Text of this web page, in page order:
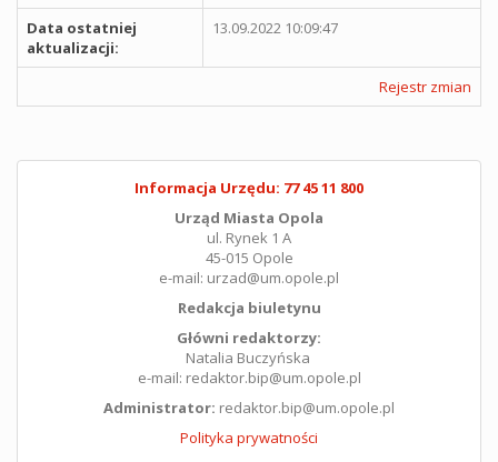
Data ostatniej
aktualizacji:
13.09.2022 10:09:47
Rejestr zmian
Informacja Urzędu: 77 45 11 800
Urząd Miasta Opola
ul. Rynek 1 A
45-015 Opole
e-mail: urzad@um.opole.pl
Redakcja biuletynu
Główni redaktorzy:
Natalia Buczyńska
e-mail: redaktor.bip@um.opole.pl
Administrator: redaktor.bip@um.opole.pl
Polityka prywatności